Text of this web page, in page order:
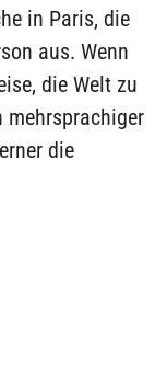
in Paris, die
aus. Wenn
die Welt zu
mehrsprachiger
die